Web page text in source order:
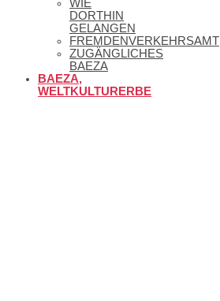
WIE
DORTHIN
GELANGEN
FREMDENVERKEHRSAMT
ZUGÄNGLICHES
BAEZA
BAEZA,
WELTKULTURERBE